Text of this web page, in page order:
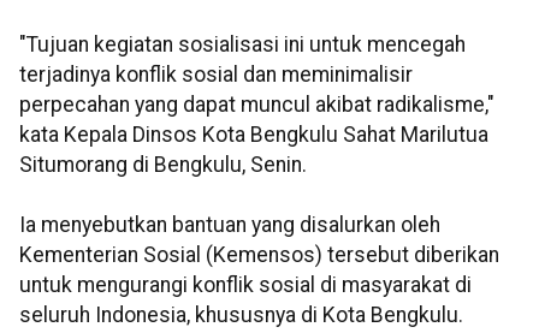
"Tujuan kegiatan sosialisasi ini untuk mencegah
terjadinya konflik sosial dan meminimalisir
perpecahan yang dapat muncul akibat radikalisme,"
kata Kepala Dinsos Kota Bengkulu Sahat Marilutua
Situmorang di Bengkulu, Senin.
Ia menyebutkan bantuan yang disalurkan oleh
Kementerian Sosial (Kemensos) tersebut diberikan
untuk mengurangi konflik sosial di masyarakat di
seluruh Indonesia, khususnya di Kota Bengkulu.